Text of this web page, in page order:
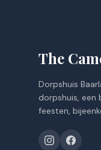
The
Dorpshuis
dorpshuis, een
feesten,